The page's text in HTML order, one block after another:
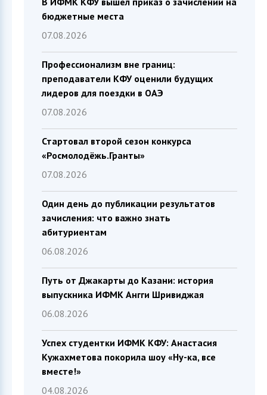
бюджетные места
07.08.2026
Профессионализм вне границ:
преподаватели КФУ оценили будущих
лидеров для поездки в ОАЭ
07.08.2026
Стартовал второй сезон конкурса
«Росмолодёжь.Гранты»
07.08.2026
Один день до публикации результатов
зачисления: что важно знать
абитуриентам
06.08.2026
Путь от Джакарты до Казани: история
выпускника ИФМК Ангги Шривиджая
06.08.2026
Успех студентки ИФМК КФУ: Анастасия
Кужахметова покорила шоу «Ну-ка, все
вместе!»
04.08.2026